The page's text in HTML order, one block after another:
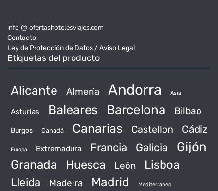
info @ ofertashotelesviajes.com
Contacto
Ley de Protección de Datos / Aviso Legal
Etiquetas del producto
Alicante Almería Andorra Asia
Asturias Baleares Barcelona Bilbao
Burgos Canadá Canarias Castellon Cádiz
Europa Extremadura Francia Galicia Gijón
Granada Huesca León Lisboa
Lleida Madeira Madrid Mediterraneo